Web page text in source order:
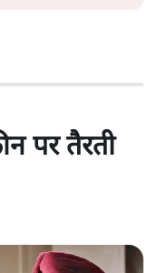
पर तैरती